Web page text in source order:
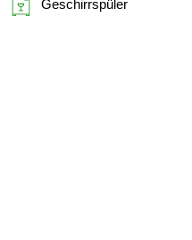
Geschirrspüler